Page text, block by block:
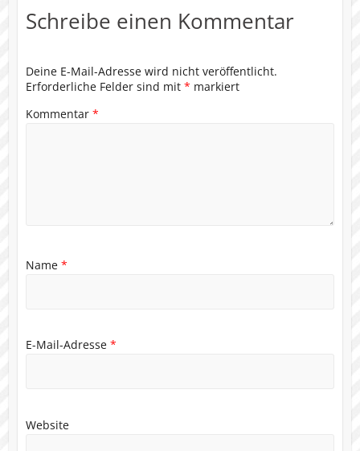
Schreibe einen Kommentar
Deine E-Mail-Adresse wird nicht veröffentlicht.
Erforderliche Felder sind mit * markiert
Kommentar *
Name *
E-Mail-Adresse *
Website